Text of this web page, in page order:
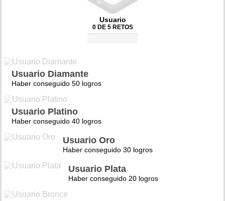
Usuario
0 DE 5 RETOS
Usuario Diamante
Haber conseguido 50 logros
Usuario Platino
Haber conseguido 40 logros
Usuario Oro
Haber conseguido 30 logros
Usuario Plata
Haber conseguido 20 logros